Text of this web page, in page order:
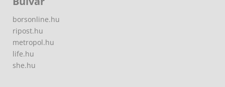
borsonline.hu
ripost.hu
metropol.hu
life.hu
she.hu